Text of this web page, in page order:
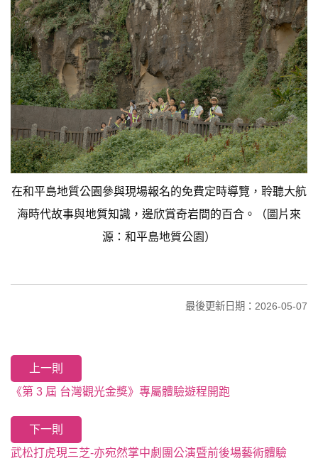
在和平島地質公園參與現場報名的免費定時導覽，聆聽大航
海時代故事與地質知識，邊欣賞奇岩間的百合。（圖片來
源：和平島地質公園）
最後更新日期：2026-05-07
上一則
《第 3 屆 台灣觀光金獎》專屬體驗遊程開跑
下一則
武松打虎現三芝-亦宛然掌中劇團公演暨前後場藝術體驗